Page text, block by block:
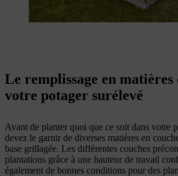
Le remplissage en matières
votre potager surélevé
Avant de planter quoi que ce soit dans votre
devez le garnir de diverses matières en
base grillagée. Les différentes couches
plantations grâce à une hauteur de travail
également de bonnes conditions pour des